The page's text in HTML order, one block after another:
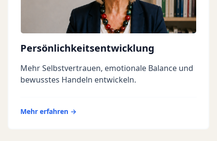
Persönlichkeitsentwicklung
Mehr Selbstvertrauen, emotionale Balance und
bewusstes Handeln entwickeln.
Mehr erfahren →